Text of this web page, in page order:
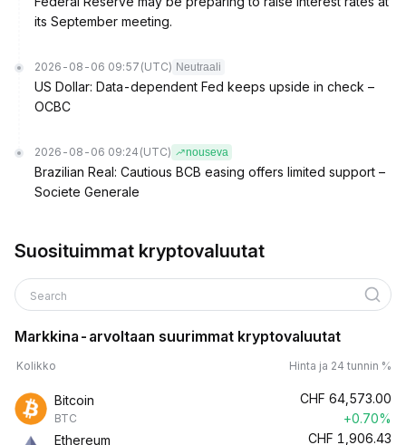
its September meeting.
2026-08-06 09:57 (UTC) Neutraali
US Dollar: Data-dependent Fed keeps upside in check –
OCBC
2026-08-06 09:24 (UTC) nouseva
Brazilian Real: Cautious BCB easing offers limited support –
Societe Generale
Suosituimmat kryptovaluutat
Search
Markkina-arvoltaan suurimmat kryptovaluutat
Kolikko Hinta ja 24 tunnin %
Bitcoin
BTC
CHF 64,573.00
+0.70%
Ethereum
CHF 1,906.43